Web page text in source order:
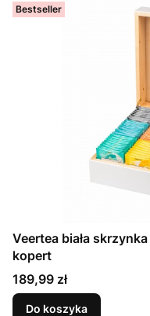
Bestseller
Veertea biała
kopert
Cena
189,99 zł
Do koszyka